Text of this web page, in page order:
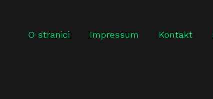
O stranici Impressum Kontakt